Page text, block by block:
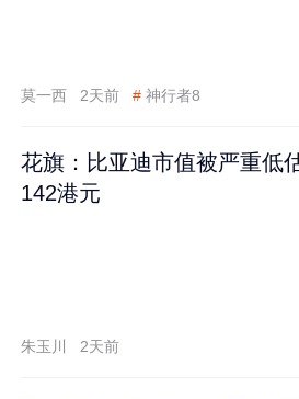
莫一西 2天前 # 神行者8
花旗：比亚迪市值被严重低
142港元
朱玉川 2天前